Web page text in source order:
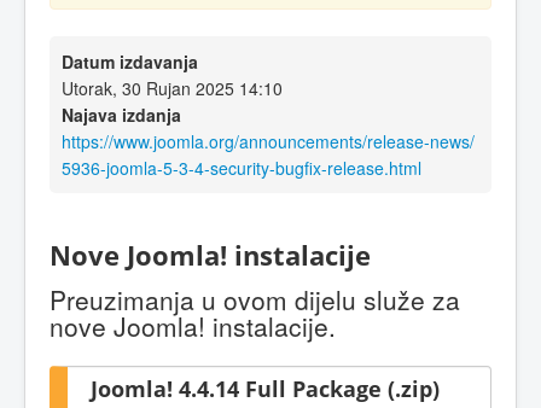
Datum izdavanja
Utorak, 30 Rujan 2025 14:10
Najava izdanja
https://www.joomla.org/announcements/release-news/
5936-joomla-5-3-4-security-bugfix-release.html
Nove Joomla! instalacije
Preuzimanja u ovom dijelu služe za
nove Joomla! instalacije.
Joomla! 4.4.14 Full Package (.zip)